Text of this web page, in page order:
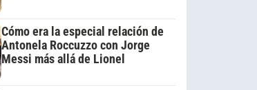
Cómo era la especial relación de
Antonela Roccuzzo con Jorge
Messi más allá de Lionel